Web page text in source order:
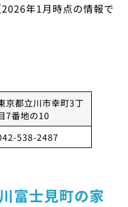
年1月時点の情報で
京都立川市幸町3丁
7番地の10
538-2487
富士見町の家